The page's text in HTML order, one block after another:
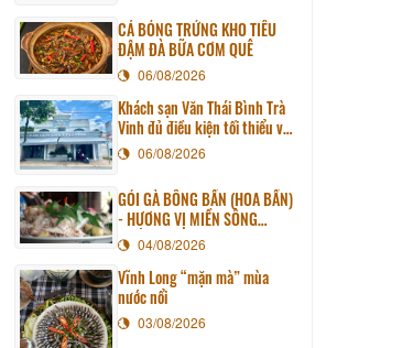
CÁ BÓNG TRỨNG KHO TIÊU
ĐẬM ĐÀ BỮA CƠM QUÊ
06/08/2026
Khách sạn Văn Thái Bình Trà
Vinh đủ điều kiện tối thiểu về
cơ sở vật chất kỹ thuật và
dịch vụ của cơ sở lưu trú du
lịch
06/08/2026
GỎI GÀ BÔNG BẦN (HOA BẦN)
- HƯƠNG VỊ MIỀN SÔNG
NƯỚC04/08/2026
Vĩnh Long “mặn mà” mùa
nước nổi
03/08/2026